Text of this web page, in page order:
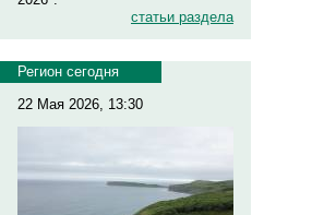
статьи раздела
Регион сегодня
22 Мая 2026, 13:30